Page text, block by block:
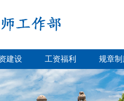
建设 工资福利 规章制